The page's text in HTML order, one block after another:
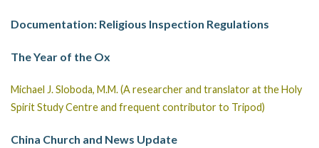
Documentation: Religious Inspection Regulations
The Year of the Ox
Michael J. Sloboda, M.M. (A researcher and translator at the Holy
Spirit Study Centre and frequent contributor to Tripod)
China Church and News Update